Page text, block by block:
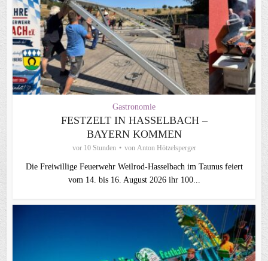
Gastronomie
FESTZELT IN HASSELBACH –
BAYERN KOMMEN
vor 10 Stunden von Anton Hötzelsperger
Die Freiwillige Feuerwehr Weilrod-Hasselbach im Taunus feiert
vom 14. bis 16. August 2026 ihr 100...